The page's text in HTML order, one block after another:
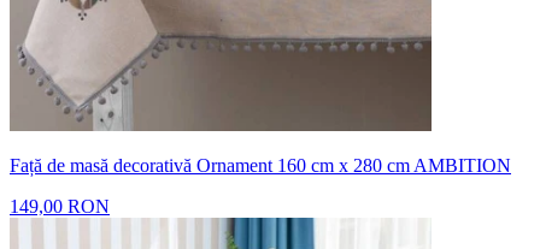
Față de masă decorativă Ornament 160 cm x 280 cm AMBITION
149,00 RON